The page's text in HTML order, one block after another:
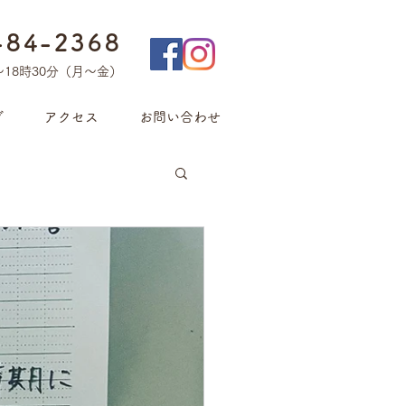
2368
18時30分（月〜金）
アクセス お問い合わせ